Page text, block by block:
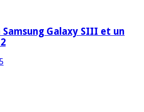
Samsung Galaxy SIII et un